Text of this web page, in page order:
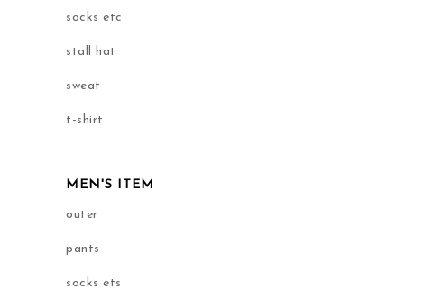
socks etc
stall hat
sweat
t-shirt
MEN'S ITEM
outer
pants
socks ets